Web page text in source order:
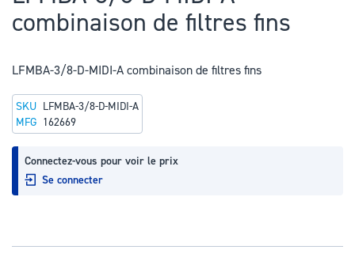
début
la
d’images
combinaison de filtres fins
LFMBA-3/8-D-MIDI-A combinaison de filtres fins
Connectez-vous pour voir le prix
Se connecter
SKU LFMBA-3/8-D-MIDI-A
MFG 162669